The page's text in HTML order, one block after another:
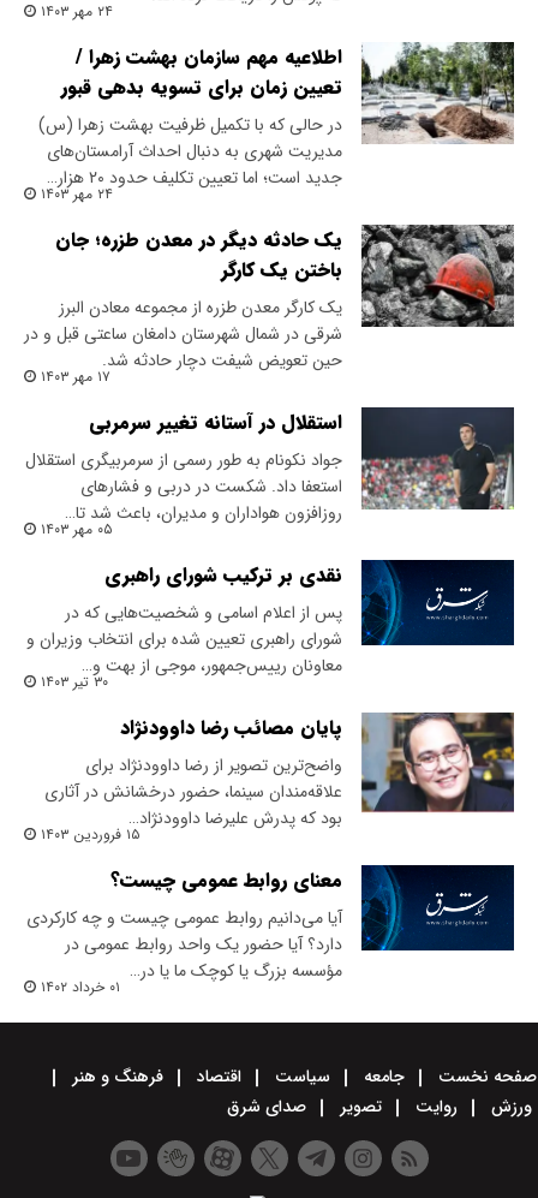
۲۴ مهر ۱۴۰۳
اطلاعیه مهم سازمان بهشت زهرا /
تعیین زمان برای تسویه بدهی قبور
در حالی که با تکمیل ظرفیت بهشت زهرا (س)
مدیریت شهری به دنبال احداث آرامستان‌های
جدید است؛ اما تعیین تکلیف حدود ۲۰ هزار…
۲۴ مهر ۱۴۰۳
یک حادثه دیگر در معدن طزره؛ جان
باختن یک کارگر
یک کارگر معدن طزره از مجموعه معادن البرز
شرقی در شمال شهرستان دامغان ساعتی قبل و در
حین تعویض شیفت دچار حادثه شد.
۱۷ مهر ۱۴۰۳
استقلال در آستانه تغییر سرمربی
جواد نکونام به طور رسمی از سرمربیگری استقلال
استعفا داد. شکست در دربی و فشارهای
روزافزون هواداران و مدیران، باعث شد تا…
۰۵ مهر ۱۴۰۳
نقدی بر ترکیب شورای راهبری
پس از اعلام اسامی و شخصیت‌هایی که در
شورای راهبری تعیین شده برای انتخاب وزیران و
معاونان رییس‌جمهور، موجی از بهت و…
۳۰ تیر ۱۴۰۳
پایان مصائب رضا داوودنژاد
واضح‌‌ترین تصویر از رضا داوودنژاد برای
علاقه‌مندان سینما، حضور درخشانش در آثاری
بود که پدرش علیرضا داوودنژاد…
۱۵ فروردین ۱۴۰۳
معنای روابط عمومی چیست؟
آیا می‌دانیم روابط عمومی چیست و چه کارکردی
دارد؟ آیا حضور یک واحد روابط عمومی در
مؤسسه بزرگ یا کوچک ما یا در…
۰۱ خرداد ۱۴۰۲
صفحه نخست جامعه سیاست اقتصاد
فرهنگ و هنر
ورزش
روایت تصویر صدای شرق